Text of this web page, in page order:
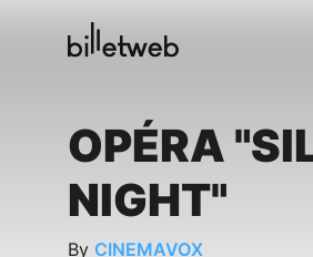
OPÉRA
NIGHT"
By CINEMAVOX